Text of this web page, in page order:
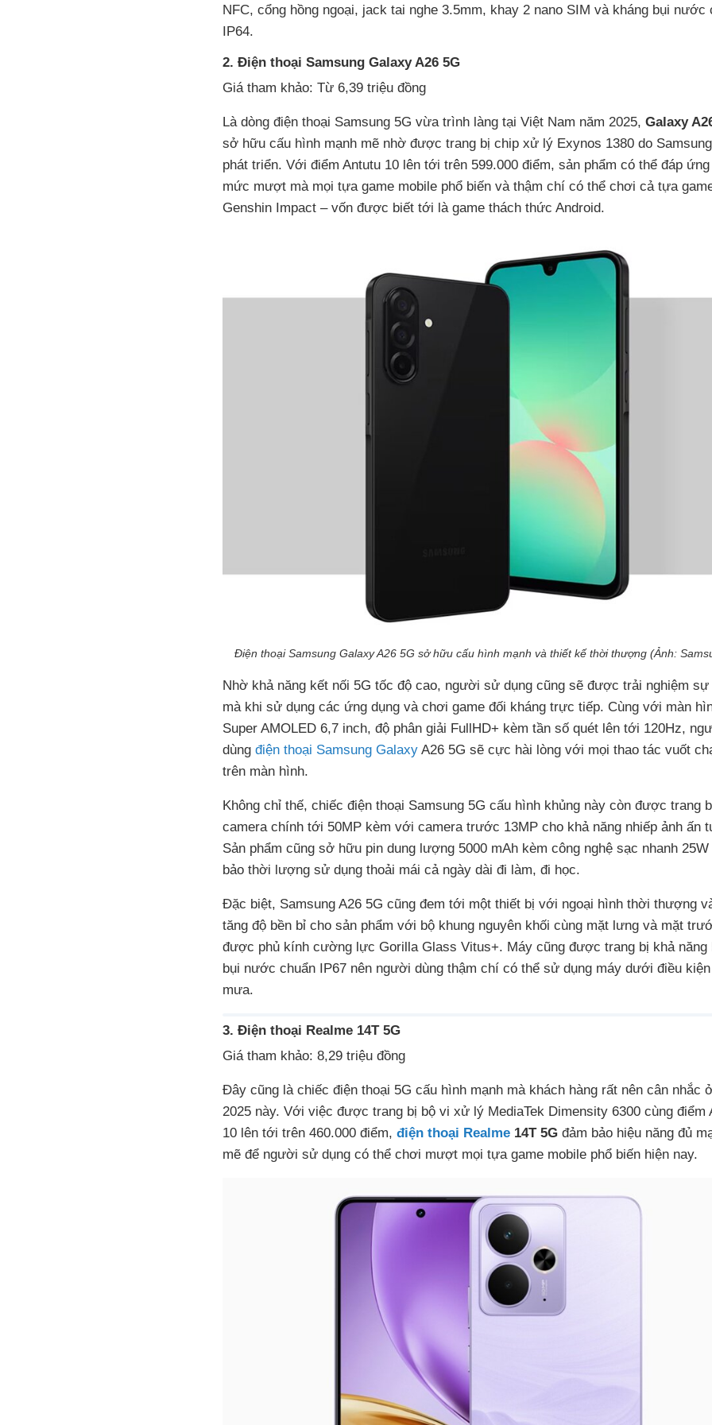
NFC, cổng hồng ngoại, jack tai nghe 3.5mm, khay 2 nano SIM và kháng bụi nước
IP64.
2. Điện thoại Samsung Galaxy A26 5G
Giá tham khảo: Từ 6,39 triệu đồng
Là dòng điện thoại Samsung 5G vừa trình làng tại Việt Nam năm 2025, Galaxy
sở hữu cấu hình mạnh mẽ nhờ được trang bị chip xử lý Exynos 1380 do
phát triển. Với điểm Antutu 10 lên tới trên 599.000 điểm, sản phẩm có thể đáp
mức mượt mà mọi tựa game mobile phổ biến và thậm chí có thể chơi cả tựa
Genshin Impact – vốn được biết tới là game thách thức Android.
Điện thoại Samsung Galaxy A26 5G sở hữu cấu hình mạnh và thiết kế thời thượng (Ảnh:
Nhờ khả năng kết nối 5G tốc độ cao, người sử dụng cũng sẽ được trải nghiệm
mà khi sử dụng các ứng dụng và chơi game đối kháng trực tiếp. Cùng với màn
Super AMOLED 6,7 inch, độ phân giải FullHD+ kèm tần số quét lên tới 120Hz,
dùng điện thoại Samsung Galaxy A26 5G sẽ cực hài lòng với mọi thao tác vuốt
trên màn hình.
Không chỉ thế, chiếc điện thoại Samsung 5G cấu hình khủng này còn được trang
camera chính tới 50MP kèm với camera trước 13MP cho khả năng nhiếp ảnh ấn
Sản phẩm cũng sở hữu pin dung lượng 5000 mAh kèm công nghệ sạc nhanh 25W
bảo thời lượng sử dụng thoải mái cả ngày dài đi làm, đi học.
Đặc biệt, Samsung A26 5G cũng đem tới một thiết bị với ngoại hình thời thượng
tăng độ bền bỉ cho sản phẩm với bộ khung nguyên khối cùng mặt lưng và mặt
được phủ kính cường lực Gorilla Glass Vitus+. Máy cũng được trang bị khả năng
bụi nước chuẩn IP67 nên người dùng thậm chí có thể sử dụng máy dưới điều
mưa.
3. Điện thoại Realme 14T 5G
Giá tham khảo: 8,29 triệu đồng
Đây cũng là chiếc điện thoại 5G cấu hình mạnh mà khách hàng rất nên cân nhắc
2025 này. Với việc được trang bị bộ vi xử lý MediaTek Dimensity 6300 cùng điểm
10 lên tới trên 460.000 điểm, điện thoại Realme 14T 5G đảm bảo hiệu năng đủ
mẽ để người sử dụng có thể chơi mượt mọi tựa game mobile phổ biến hiện nay.